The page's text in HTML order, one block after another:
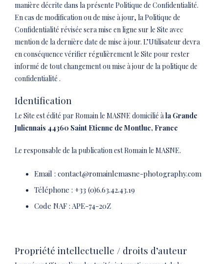
manière décrite dans la présente Politique de Confidentialité.
En cas de modification ou de mise à jour, la Politique de
Confidentialité révisée sera mise en ligne sur le Site avec
mention de la dernière date de mise à jour. L’Utilisateur devra
en conséquence vérifier régulièrement le Site pour rester
informé de tout changement ou mise à jour de la politique de
confidentialité .
Identification
Le Site est édité par Romain le MASNE domicilié à la Grande
Juliennais 44360 Saint Etienne de Montluc, France
Le responsable de la publication est Romain le MASNE.
Email : contact@romainlemasne-photography.com
Téléphone : +33 (0)6.63.42.43.19
Code NAF : APE-74-20Z
Propriété intellectuelle / droits d’auteur